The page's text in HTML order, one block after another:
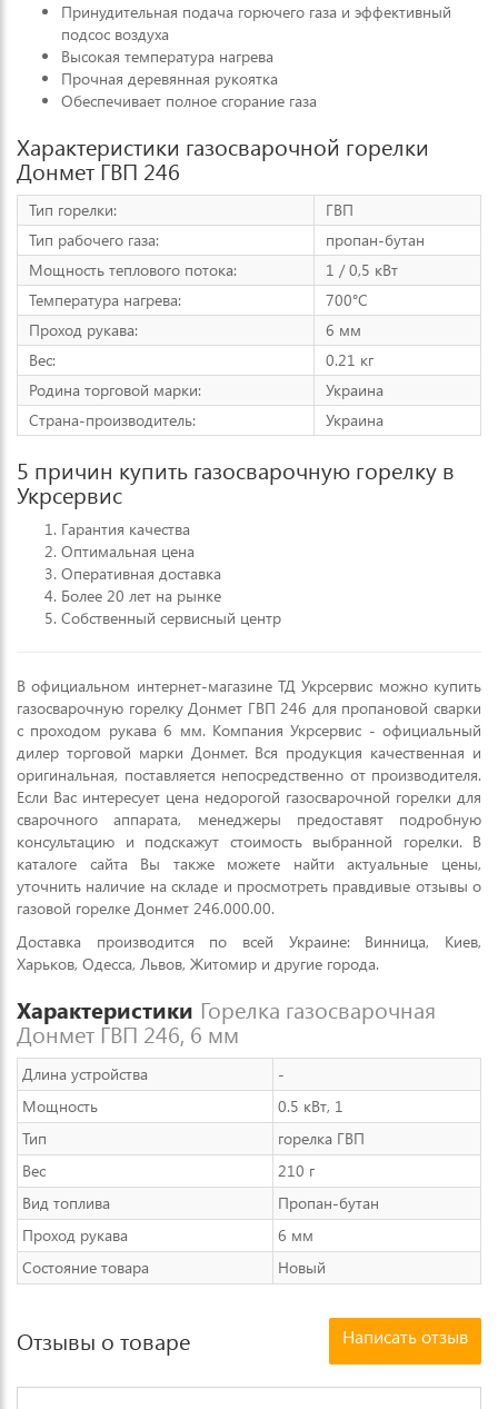
Принудительная подача горючего газа и эффективный
подсос воздуха
Высокая температура нагрева
Прочная деревянная рукоятка
Обеспечивает полное сгорание газа
Характеристики газосварочной горелки
Донмет ГВП 246
Тип горелки:
ГВП
Тип рабочего газа:
пропан-бутан
Мощность теплового потока:
1 / 0,5 кВт
Температура нагрева:
700°C
Проход рукава:
6 мм
Вес:
0.21 кг
Родина торговой марки:
Украина
Страна-производитель:
Украина
5 причин купить газосварочную горелку в
Укрсервис
Гарантия качества
Оптимальная цена
Оперативная доставка
Более 20 лет на рынке
Собственный сервисный центр
В официальном интернет-магазине ТД Укрсервис можно купить
газосварочную горелку Донмет ГВП 246 для пропановой сварки
с проходом рукава 6 мм. Компания Укрсервис - официальный
дилер торговой марки Донмет. Вся продукция качественная и
оригинальная, поставляется непосредственно от производителя.
Если Вас интересует цена недорогой газосварочной горелки для
сварочного аппарата, менеджеры предоставят подробную
консультацию и подскажут стоимость выбранной горелки. В
каталоге сайта Вы также можете найти актуальные цены,
уточнить наличие на складе и просмотреть правдивые отзывы о
газовой горелке Донмет 246.000.00.
Доставка производится по всей Украине: Винница, Киев,
Харьков, Одесса, Львов, Житомир и другие города.
Характеристики Горелка газосварочная
Донмет ГВП 246, 6 мм
Длина устройства
-
Мощность
0.5 кВт, 1
Тип
горелка ГВП
Вес
210 г
Вид топлива
Пропан-бутан
Проход рукава
6 мм
Состояние товара
Новый
Отзывы о товаре Написать отзыв